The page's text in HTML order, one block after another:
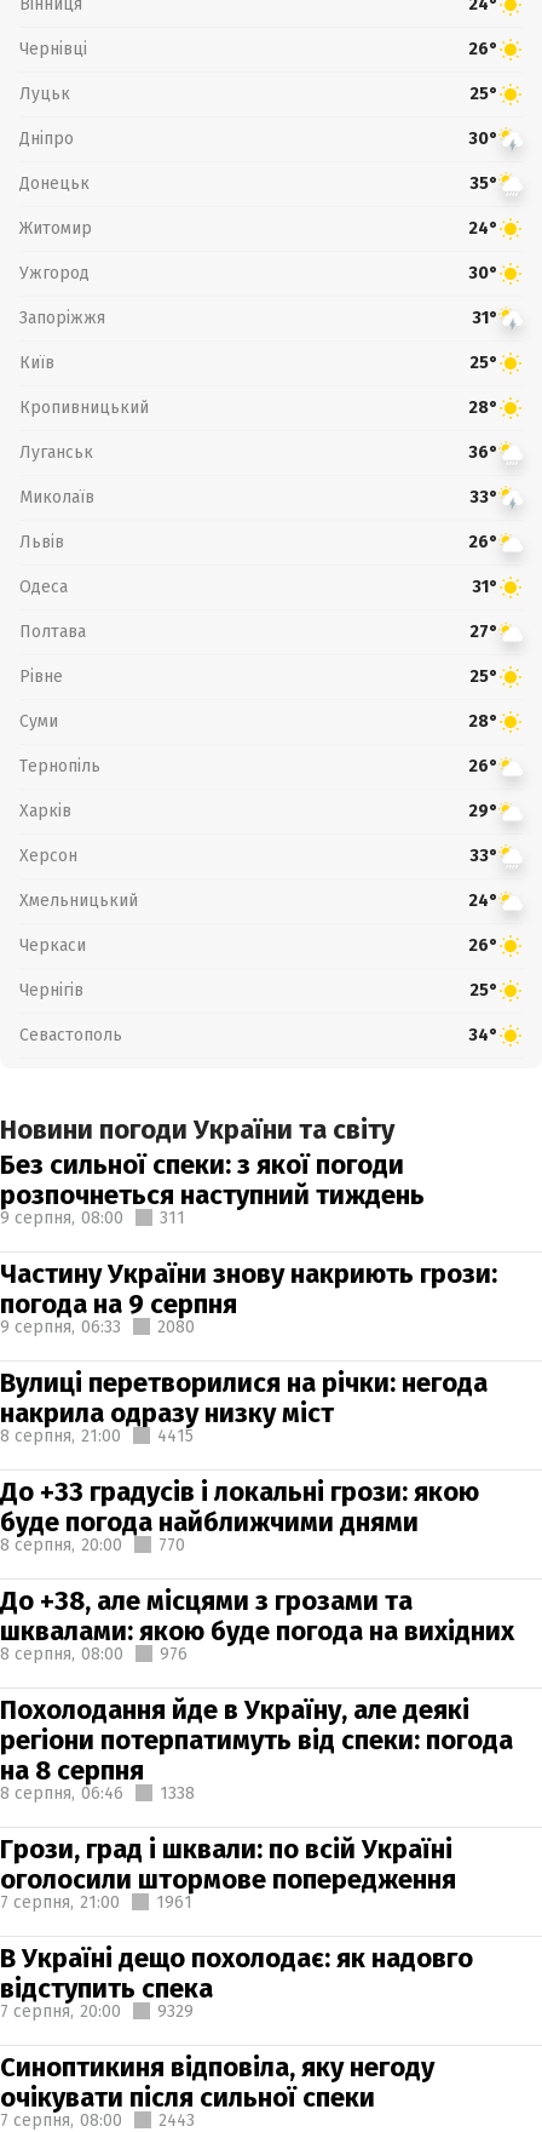
24°
Чернівці 26°
Луцьк 25°
Дніпро 30°
Донецьк 35°
Житомир 24°
Ужгород 30°
Запоріжжя 31°
Київ 25°
Кропивницький 28°
Луганськ 36°
Миколаїв 33°
Львів 26°
Одеса 31°
Полтава 27°
Рівне 25°
Суми 28°
Тернопіль 26°
Харків 29°
Херсон 33°
Хмельницький 24°
Черкаси 26°
Чернігів 25°
Севастополь 34°
Новини погоди України та світу
Без сильної спеки: з якої погоди
розпочнеться наступний тиждень
9 серпня, 08:00 311
Частину України знову накриють грози:
погода на 9 серпня
9 серпня, 06:33 2080
Вулиці перетворилися на річки: негода
накрила одразу низку міст
8 серпня, 21:00 4415
До +33 градусів і локальні грози: якою
буде погода найближчими днями
8 серпня, 20:00 770
До +38, але місцями з грозами та
шквалами: якою буде погода на вихідних
8 серпня, 08:00 976
Похолодання йде в Україну, але деякі
регіони потерпатимуть від спеки: погода
на 8 серпня
8 серпня, 06:46 1338
Грози, град і шквали: по всій Україні
оголосили штормове попередження
7 серпня, 21:00 1961
В Україні дещо похолодає: як надовго
відступить спека
7 серпня, 20:00 9329
Синоптикиня відповіла, яку негоду
очікувати після сильної спеки
7 серпня, 08:00 2443